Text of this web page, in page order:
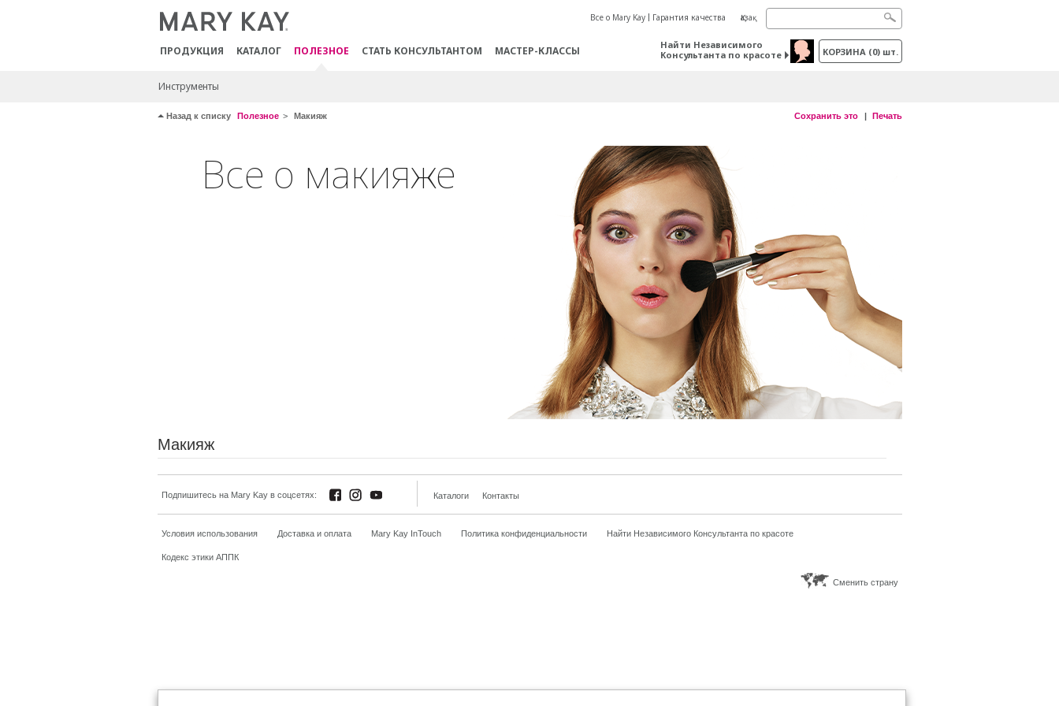
ПРОДУКЦИЯ КАТАЛОГ ПОЛЕЗНОЕ СТАТЬ КОНСУЛЬТАНТОМ МАСТЕР-КЛАССЫ
Все о Mary Kay Гарантия качества Қазақ
Найти Независимого
Консультанта по красоте
КОРЗИНА (0) шт.
Инструменты
Назад к списку Полезное Макияж Сохранить это Печать
Все о макияже
Макияж
Подпишитесь на Mary Kay в соцсетях: Каталоги Контакты
Условия использования Доставка и оплата Mary Kay InTouch Политика конфиденциальности Найти Независимого Консультанта по красоте
Кодекс этики АППК
Сменить страну